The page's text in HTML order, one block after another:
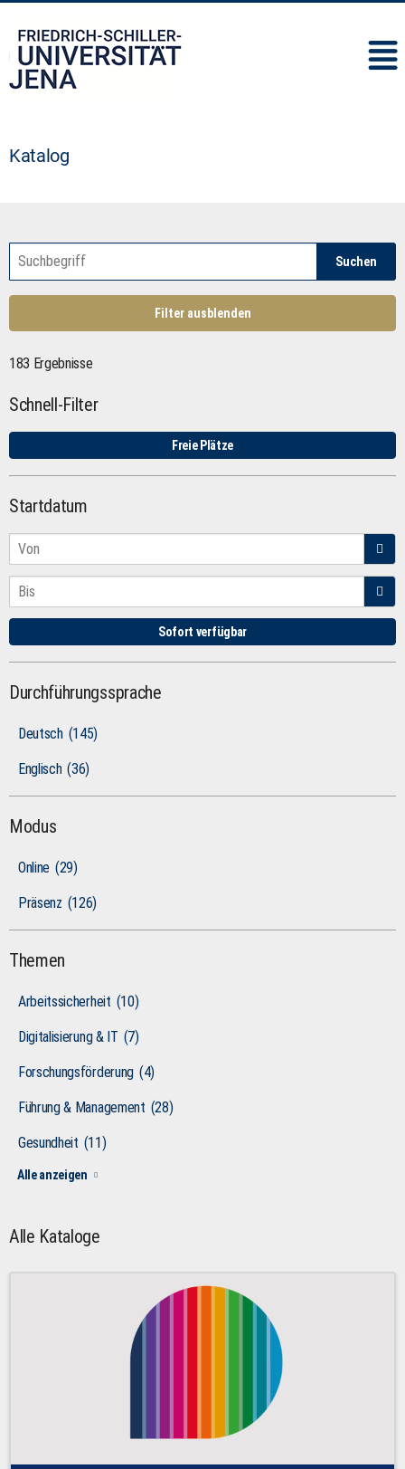
Katalog
Suchen
Filter ausblenden
183 Ergebnisse
Schnell-Filter
Freie Plätze
Startdatum
Sofort verfügbar
Durchführungssprache
Deutsch (145)
Englisch (36)
Modus
Online (29)
Präsenz (126)
Themen
Arbeitssicherheit (10)
Digitalisierung & IT (7)
Forschungsförderung (4)
Führung & Management (28)
Gesundheit (11)
Alle anzeigen
Alle Kataloge